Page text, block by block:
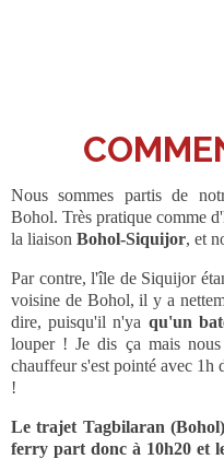
Nous sommes partis de
Bohol. Très pratique comme
la liaison Bohol-Siquijor, et
Par contre, l'île de Siquijor
voisine de Bohol, il y a
dire, puisqu'il n'ya qu'un
louper ! Je dis ça mais
chauffeur s'est pointé avec 1h
!
Le trajet Tagbilaran
ferry part donc à 10h20 et